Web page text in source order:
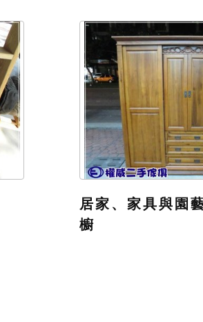
居家、家具與園
櫥